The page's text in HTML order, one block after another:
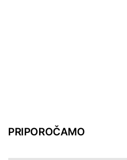
PRIPOROČAMO